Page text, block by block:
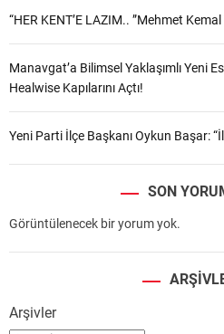
“HER KENT’E LAZIM.. ”Mehmet Kemal
Manavgat’a Bilimsel Yaklaşımlı Yeni
Healwise Kapılarını Açtı!
Yeni Parti İlçe Başkanı Oykun Başar:
SON
Görüntülenecek bir yorum yok.
Arşivler